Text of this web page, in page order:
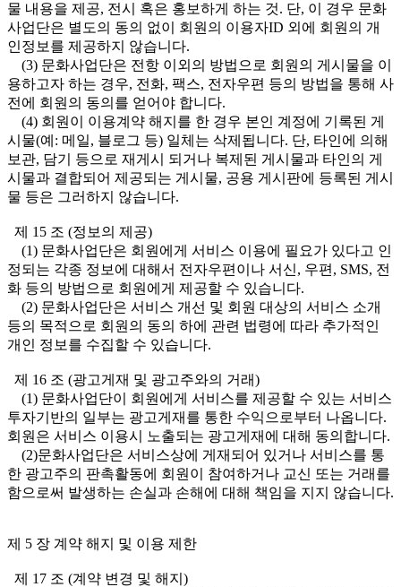
물 내용을 제공, 전시 혹은 홍보하게 하는 것. 단, 이 경우 문화
사업단은 별도의 동의 없이 회원의 이용자ID 외에 회원의 개
인정보를 제공하지 않습니다.
(3) 문화사업단은 전항 이외의 방법으로 회원의 게시물을 이
용하고자 하는 경우, 전화, 팩스, 전자우편 등의 방법을 통해 사
전에 회원의 동의를 얻어야 합니다.
(4) 회원이 이용계약 해지를 한 경우 본인 계정에 기록된 게
시물(예: 메일, 블로그 등) 일체는 삭제됩니다. 단, 타인에 의해
보관, 담기 등으로 재게시 되거나 복제된 게시물과 타인의 게
시물과 결합되어 제공되는 게시물, 공용 게시판에 등록된 게시
물 등은 그러하지 않습니다.
제 15 조 (정보의 제공)
(1) 문화사업단은 회원에게 서비스 이용에 필요가 있다고 인
정되는 각종 정보에 대해서 전자우편이나 서신, 우편, SMS, 전
화 등의 방법으로 회원에게 제공할 수 있습니다.
(2) 문화사업단은 서비스 개선 및 회원 대상의 서비스 소개
등의 목적으로 회원의 동의 하에 관련 법령에 따라 추가적인
개인 정보를 수집할 수 있습니다.
제 16 조 (광고게재 및 광고주와의 거래)
(1) 문화사업단이 회원에게 서비스를 제공할 수 있는 서비스
투자기반의 일부는 광고게재를 통한 수익으로부터 나옵니다.
회원은 서비스 이용시 노출되는 광고게재에 대해 동의합니다.
(2)문화사업단은 서비스상에 게재되어 있거나 서비스를 통
한 광고주의 판촉활동에 회원이 참여하거나 교신 또는 거래를
함으로써 발생하는 손실과 손해에 대해 책임을 지지 않습니다.
제 5 장 계약 해지 및 이용 제한
제 17 조 (계약 변경 및 해지)